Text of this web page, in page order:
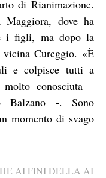
di Rianimazione.
dove ha
i figli, ma dopo la
vicina Cureggio. «È
e colpisce tutti a
molto conosciuta –
Balzano -. Sono
momento di svago
AI FINI DELLA AI